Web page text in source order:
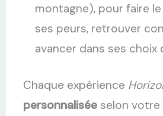
montagne), pour faire
ses peurs, retrouver
avancer dans ses choix
Chaque expérience
personnalisée selon votre